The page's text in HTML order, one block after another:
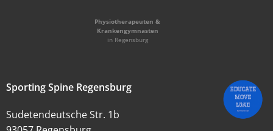
Physiotherapeuten &
Krankengymnasten
in Regensburg
Sporting Spine Regensburg
Sudetendeutsche Str. 1b